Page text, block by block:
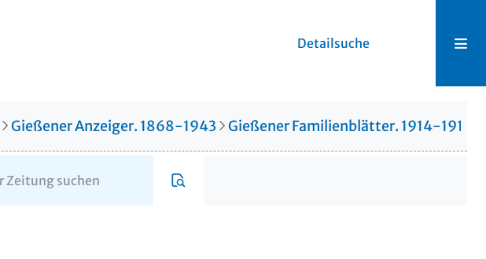
Detailsuche
Gießener Anzeiger. 1868-1943 Gießener Familienblätter. 1914-1914